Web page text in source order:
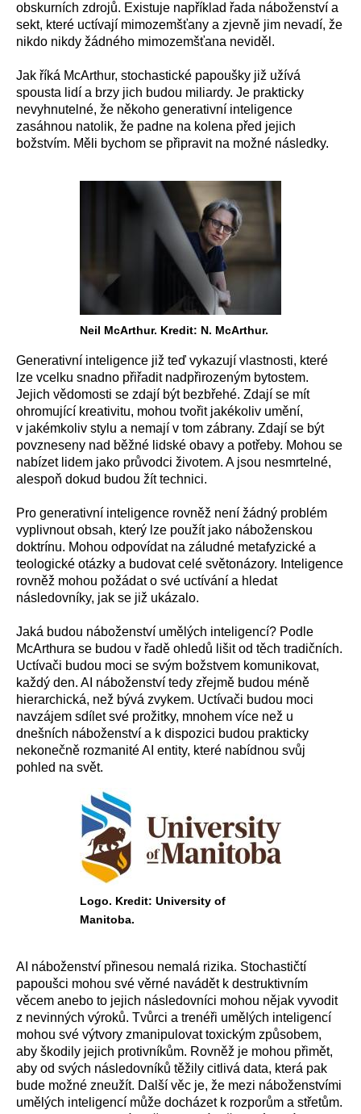
obskurních zdrojů. Existuje například řada náboženství a
sekt, které uctívají mimozemšťany a zjevně jim nevadí, že
nikdo nikdy žádného mimozemšťana neviděl.
Jak říká McArthur, stochastické papoušky již užívá
spousta lidí a brzy jich budou miliardy. Je prakticky
nevyhnutelné, že někoho generativní inteligence
zasáhnou natolik, že padne na kolena před jejich
božstvím. Měli bychom se připravit na možné následky.
Neil McArthur. Kredit: N. McArthur.
Generativní inteligence již teď vykazují vlastnosti, které
lze vcelku snadno přiřadit nadpřirozeným bytostem.
Jejich vědomosti se zdají být bezbřehé. Zdají se mít
ohromující kreativitu, mohou tvořit jakékoliv umění,
v jakémkoliv stylu a nemají v tom zábrany. Zdají se být
povzneseny nad běžné lidské obavy a potřeby. Mohou se
nabízet lidem jako průvodci životem. A jsou nesmrtelné,
alespoň dokud budou žít technici.
Pro generativní inteligence rovněž není žádný problém
vyplivnout obsah, který lze použít jako náboženskou
doktrínu. Mohou odpovídat na záludné metafyzické a
teologické otázky a budovat celé světonázory. Inteligence
rovněž mohou požádat o své uctívání a hledat
následovníky, jak se již ukázalo.
Jaká budou náboženství umělých inteligencí? Podle
McArthura se budou v řadě ohledů lišit od těch tradičních.
Uctívači budou moci se svým božstvem komunikovat,
každý den. AI náboženství tedy zřejmě budou méně
hierarchická, než bývá zvykem. Uctívači budou moci
navzájem sdílet své prožitky, mnohem více než u
dnešních náboženství a k dispozici budou prakticky
nekonečně rozmanité AI entity, které nabídnou svůj
pohled na svět.
Logo. Kredit: University of
Manitoba.
AI náboženství přinesou nemalá rizika. Stochastičtí
papoušci mohou své věrné navádět k destruktivním
věcem anebo to jejich následovníci mohou nějak vyvodit
z nevinných výroků. Tvůrci a trenéři umělých inteligencí
mohou své výtvory zmanipulovat toxickým způsobem,
aby škodily jejich protivníkům. Rovněž je mohou přimět,
aby od svých následovníků těžily citlivá data, která pak
bude možné zneužít. Další věc je, že mezi náboženstvími
umělých inteligencí může docházet k rozporům a střetům.